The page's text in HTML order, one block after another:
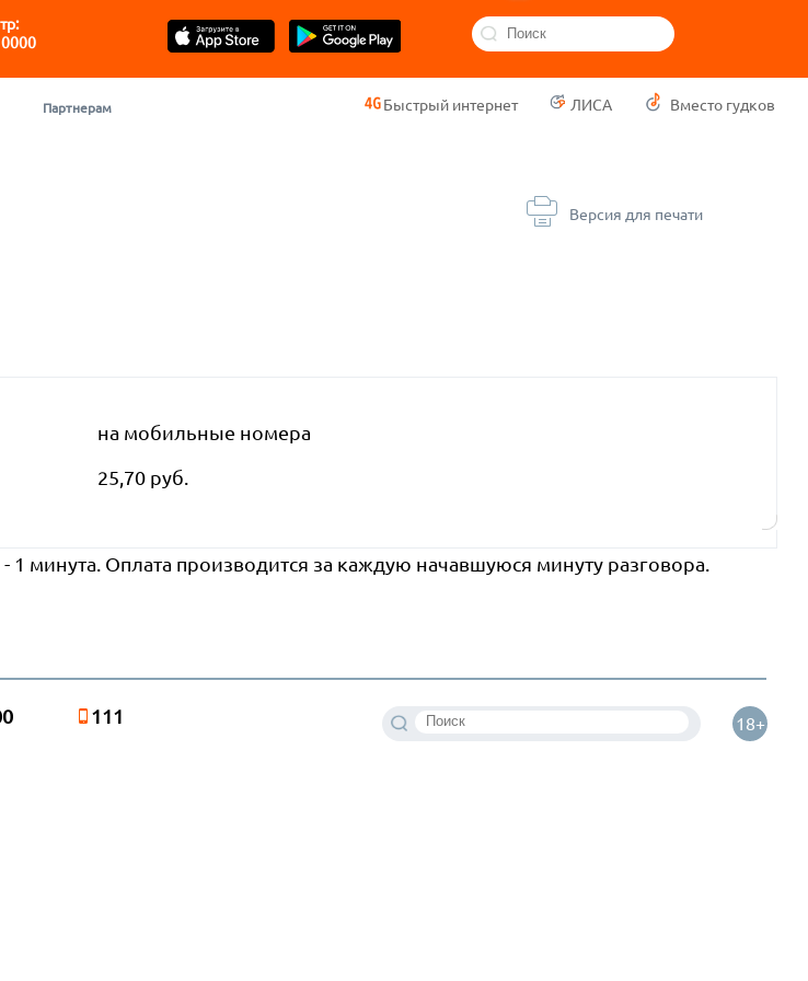
Быстрый интернет ЛИСА Вместо гудков
Партнерам
Версия для печати
на мобильные номера
25,70 руб.
минута. Оплата производится за каждую начавшуюся минуту разговора.
111 18+